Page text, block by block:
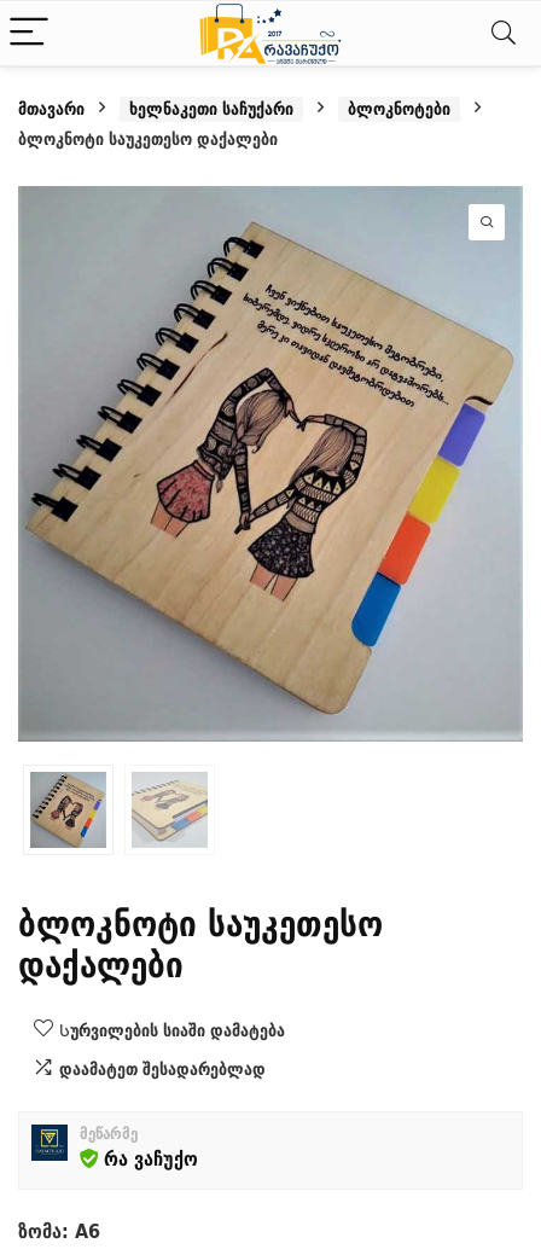
მთავარი ხელნაკეთი საჩუქარი
ბლოკნოტები
ბლოკნოტი საუკეთესო დაქალები
ბლოკნოტი საუკეთესო
დაქალები
Სურვილების სიაში დამატება
დაამატეთ შესადარებლად
მეწარმე
რა ვაჩუქო
ზომა: A6